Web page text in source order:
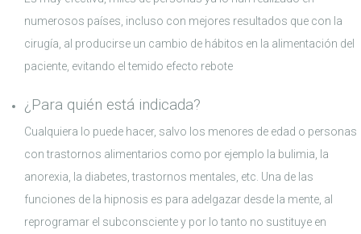
numerosos países, incluso con mejores resultados que con la
cirugía, al producirse un cambio de hábitos en la alimentación del
paciente, evitando el temido efecto rebote
¿Para quién está indicada?
Cualquiera lo puede hacer, salvo los menores de edad o personas
con trastornos alimentarios como por ejemplo la bulimia, la
anorexia, la diabetes, trastornos mentales, etc. Una de las
funciones de la hipnosis es para adelgazar desde la mente, al
reprogramar el subconsciente y por lo tanto no sustituye en